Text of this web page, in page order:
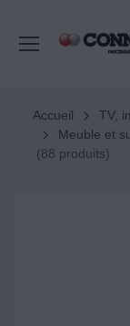
Accueil
TV,
Meuble et
(88 produits)